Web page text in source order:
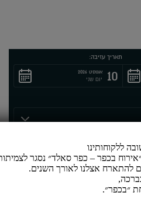
תאריך עזיבה:
10 אוגוסט 2026
יום שני
שינוי/ביטול הזמנה קיימת
ללקוחותינו
בכפר – כפר סאלד״ נסגר
להתארח אצלנו לאורך השנים.
״בכפר״.